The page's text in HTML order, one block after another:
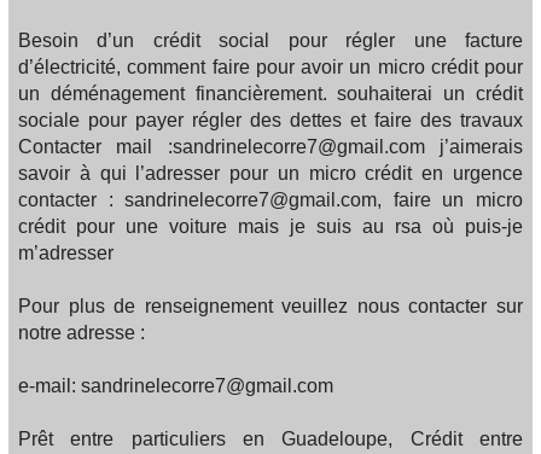
Besoin d’un crédit social pour régler une facture
d’électricité, comment faire pour avoir un micro crédit pour
un déménagement financièrement. souhaiterai un crédit
sociale pour payer régler des dettes et faire des travaux
Contacter mail :sandrinelecorre7@gmail.com j’aimerais
savoir à qui l’adresser pour un micro crédit en urgence
contacter : sandrinelecorre7@gmail.com, faire un micro
crédit pour une voiture mais je suis au rsa où puis-je
m’adresser
Pour plus de renseignement veuillez nous contacter sur
notre adresse :
e-mail: sandrinelecorre7@gmail.com
Prêt entre particuliers en Guadeloupe, Crédit entre